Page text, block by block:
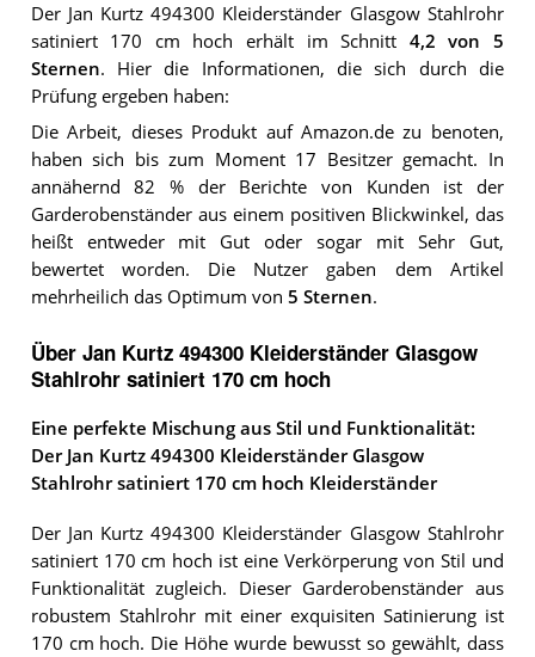
Der Jan Kurtz 494300 Kleiderständer Glasgow Stahlrohr
satiniert 170 cm hoch erhält im Schnitt 4,2 von 5
Sternen. Hier die Informationen, die sich durch die
Prüfung ergeben haben:
Die Arbeit, dieses Produkt auf Amazon.de zu benoten,
haben sich bis zum Moment 17 Besitzer gemacht. In
annähernd 82 % der Berichte von Kunden ist der
Garderobenständer aus einem positiven Blickwinkel, das
heißt entweder mit Gut oder sogar mit Sehr Gut,
bewertet worden. Die Nutzer gaben dem Artikel
mehrheilich das Optimum von 5 Sternen.
Über Jan Kurtz 494300 Kleiderständer Glasgow
Stahlrohr satiniert 170 cm hoch
Eine perfekte Mischung aus Stil und Funktionalität:
Der Jan Kurtz 494300 Kleiderständer Glasgow
Stahlrohr satiniert 170 cm hoch Kleiderständer
Der Jan Kurtz 494300 Kleiderständer Glasgow Stahlrohr
satiniert 170 cm hoch ist eine Verkörperung von Stil und
Funktionalität zugleich. Dieser Garderobenständer aus
robustem Stahlrohr mit einer exquisiten Satinierung ist
170 cm hoch. Die Höhe wurde bewusst so gewählt, dass